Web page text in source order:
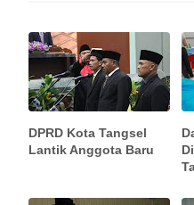
DPRD Kota Tangsel
Lantik Anggota Baru